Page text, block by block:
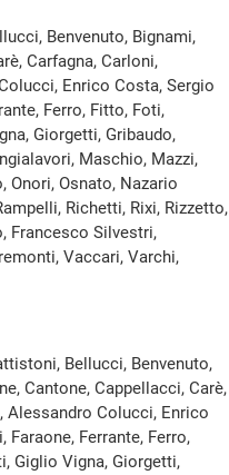
Benvenuto, Bignami,
Carfagna, Carloni,
Enrico Costa, Sergio
Ferro, Fitto, Foti,
Giorgetti, Gribaudo,
Maschio, Mazzi,
Osnato, Nazario
Richetti, Rixi, Rizzetto,
Francesco Silvestri,
Vaccari, Varchi,
Bellucci, Benvenuto,
Cantone, Cappellacci, Carè,
Alessandro Colucci, Enrico
Ferrante, Ferro,
Giglio Vigna, Giorgetti,